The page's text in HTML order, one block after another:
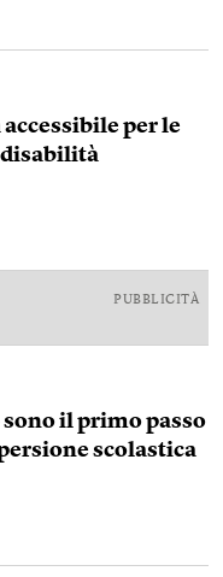
per le
disabilità
PUBBLICITÀ
il primo passo
scolastica